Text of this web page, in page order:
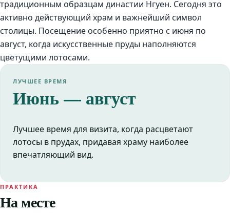
традиционным образцам династии Нгуен. Сегодня это
активно действующий храм и важнейший символ
столицы. Посещение особенно приятно с июня по
август, когда искусственные пруды наполняются
цветущими лотосами.
ЛУЧШЕЕ ВРЕМЯ
Июнь — август
Лучшее время для визита, когда расцветают
лотосы в прудах, придавая храму наиболее
впечатляющий вид.
ПРАКТИКА
На месте